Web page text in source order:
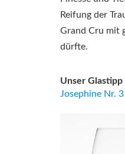
Reifung der
Grand Cru mit
dürfte.
Unser
Josephine Nr.